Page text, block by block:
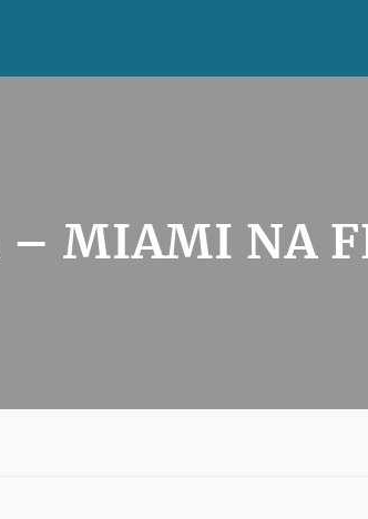
– MIAMI NA